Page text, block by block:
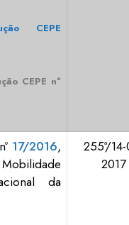
CEPE
CEPE n°
17/2016,
da
255ª/
2017